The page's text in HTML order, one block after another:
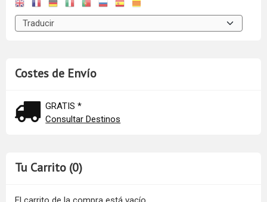
Costes de Envío
GRATIS *
Consultar Destinos
Tu Carrito (0)